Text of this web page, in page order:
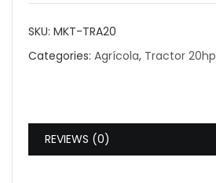
SKU: MKT-TRA20
Categories: Agrícola, Tractor 20hp
REVIEWS (0)